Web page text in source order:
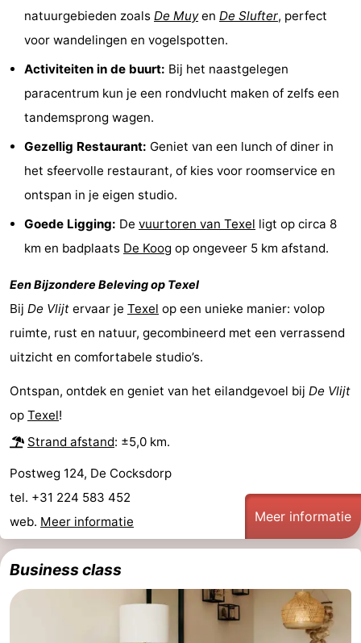
Park
Buytenveldt
Krim
EuroParcs
Texel
Sluftervallei
Strandhuys
Villapark
Residentie
Texel
Villapark
Vogelmient
Last
minutes
Strand
Zien
&
doen
Bezienswaardigheden
-
Monumenten
-
Kerken
-
Molens
-
Uitkijkpunten
Attracties
natuurgebieden zoals De Muyen De Slufter, perfect
voor wandelingen en vogelspotten.
Activiteiten in de buurt: Bij het naastgelegen
paracentrum kun je een rondvlucht maken of zelfs een
tandemsprong wagen.
Gezellig Restaurant: Geniet van een lunch of diner in
het sfeervolle restaurant, of kies voor roomservice en
ontspan in je eigen studio.
Goede Ligging: De vuurtoren van Texel ligt op circa 8
km en badplaats De Koog op ongeveer 5 km afstand.
Een Bijzondere Beleving op Texel
Bij De Vlijt ervaar je Texel op een unieke manier: volop
ruimte, rust en natuur, gecombineerd met een verrassend
uitzicht en comfortabele studio’s.
Ontspan, ontdek en geniet van het eilandgevoel bij De Vlijt
op Texel!
Strand afstand: ±5,0 km.
Postweg 124, De Cocksdorp
tel. +31 224 583 452
web. Meer informatie Meer informatie
Business class